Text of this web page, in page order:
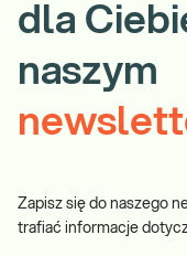
dla
naszym
Zapisz się do naszego
trafiać informacje